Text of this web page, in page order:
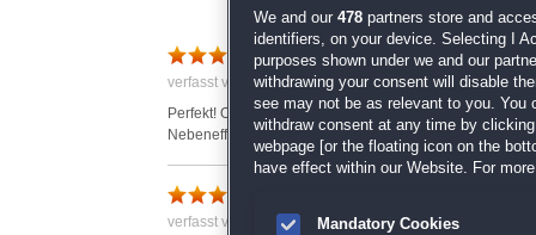
verfasst von Danny am 08.04.2012 um 18:42
Perfekt! Ohne das Gefühl zu haben "zu arbeiten",
Nebeneffekt. :)
verfasst von Anonym am 15.01.2018 um 16:06
We and our 478 partners store and
identifiers, on your device. Selecting I
purposes shown under we and our
withdrawing your consent will disable
see may not be as relevant to you. You
withdraw consent at any time by
webpage [or the floating icon on the
have effect within our Website. For
Mandatory Cookies